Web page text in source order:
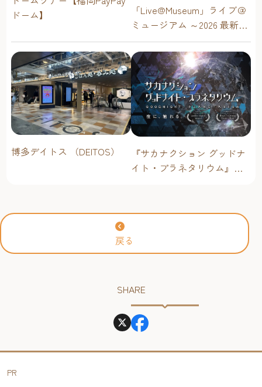
ドーム】
「Live@Museum」ライブ＠
ミュージアム ～2026 最新イ
ベントスケジュール！【福
岡アジア美術館】
博多デイトス （DEITOS）
『サカナクション グッドナ
イト・プラネタリウム』が
2026年
戻る
SHARE
PR